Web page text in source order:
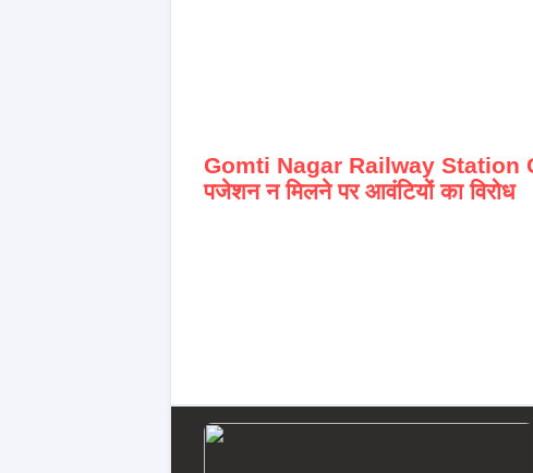
Gomti Nagar Railway Station
पजेशन न मिलने पर आवंटियों का विरोध